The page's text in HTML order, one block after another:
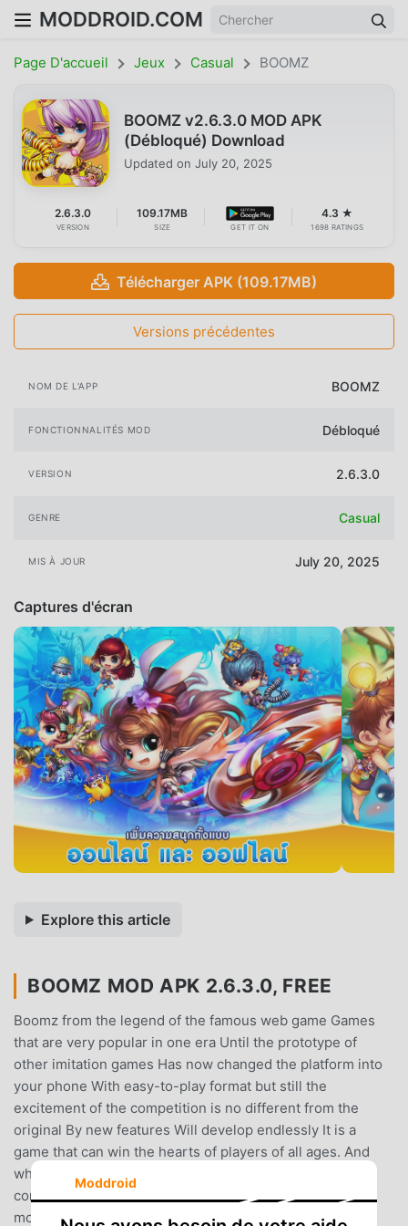
MODDROID.COM
Page D'accueil Jeux Casual BOOMZ
BOOMZ v2.6.3.0 MOD APK
(Débloqué) Download
Updated on July 20, 2025
2.6.3.0
VERSION
109.17MB
SIZE GET IT ON
4.3 ★
1698 RATINGS
Télécharger APK (109.17MB)
Versions précédentes
NOM DE L'APP BOOMZ
FONCTIONNALITÉS MOD Débloqué
VERSION 2.6.3.0
GENRE Casual
MIS À JOUR July 20, 2025
Captures d'écran
Explore this article
BOOMZ MOD APK 2.6.3.0, FREE
Boomz from the legend of the famous web game Games
that are very popular in one era Until the prototype of
other imitation games Has now changed the platform into
your phone With easy-to-play format but still the
excitement of the competition is no different from the
original By new features Will develop endlessly It is a
game that can win the hearts of players of all ages. And
when it comes to mobile phones, it's even more
convenient. Play anywhere, anytime Forget the same
mouse and keyboard ..
Moddroid